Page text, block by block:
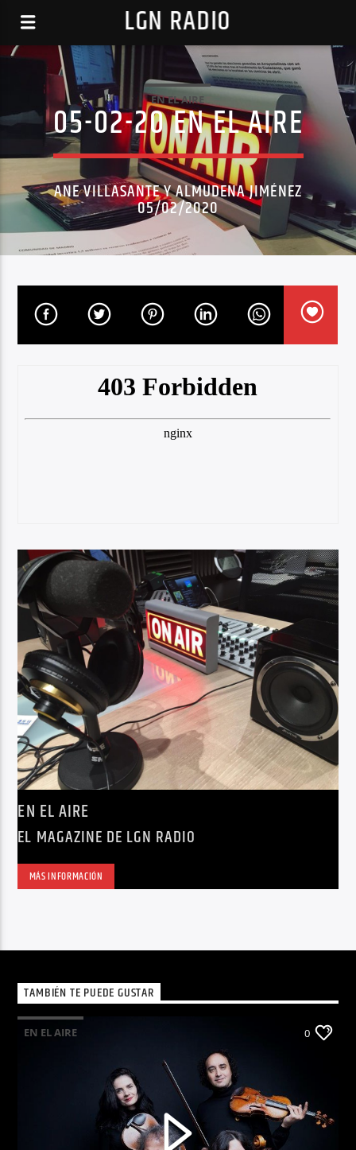
LGN RADIO
EN EL AIRE
05-02-20 EN EL AIRE
ANE VILLASANTE Y ALMUDENA JIMÉNEZ
05/02/2020
EN EL AIRE
EL MAGAZINE DE LGN RADIO
MÁS INFORMACIÓN
TAMBIÉN TE PUEDE GUSTAR
EN EL AIRE 0